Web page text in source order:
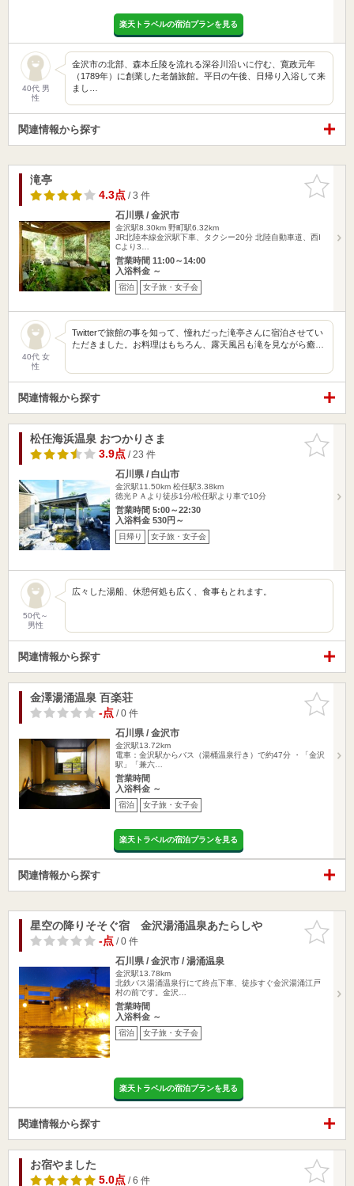
楽天トラベルの宿泊プランを見る
40代 男
性
金沢市の北部、森本丘陵を流れる深谷川沿いに佇む、寛政元年
（1789年）に創業した老舗旅館。平日の午後、日帰り入浴して来
まし…
関連情報から探す
お気に入
りに追加
滝亭
4.3点/ 3 件
石川県 / 金沢市
金沢駅8.30km 野町駅6.32km
JR北陸本線金沢駅下車、タクシー20分 北陸自動車道、西I
Cより3…
営業時間 11:00～14:00
入浴料金 ～
宿泊 女子旅・女子会
40代 女
性
Twitterで旅館の事を知って、憧れだった滝亭さんに宿泊させてい
ただきました。お料理はもちろん、露天風呂も滝を見ながら癒…
関連情報から探す
お気に入
りに追加
松任海浜温泉 おつかりさま
3.9点/ 23 件
石川県 / 白山市
金沢駅11.50km 松任駅3.38km
徳光ＰＡより徒歩1分/松任駅より車で10分
営業時間 5:00～22:30
入浴料金 530円～
日帰り 女子旅・女子会
50代～
男性
広々した湯船、休憩何処も広く、食事もとれます。
関連情報から探す
お気に入
りに追加
金澤湯涌温泉 百楽荘
-点/ 0 件
石川県 / 金沢市
金沢駅13.72km
電車：金沢駅からバス（湯桶温泉行き）で約47分 ・「金沢
駅」「兼六…
営業時間
入浴料金 ～
宿泊 女子旅・女子会
楽天トラベルの宿泊プランを見る
関連情報から探す
お気に入
りに追加
星空の降りそそぐ宿 金沢湯涌温泉あたらしや
-点/ 0 件
石川県 / 金沢市 / 湯涌温泉
金沢駅13.78km
北鉄バス湯涌温泉行にて終点下車、徒歩すぐ金沢湯涌江戸
村の前です。金沢…
営業時間
入浴料金 ～
宿泊 女子旅・女子会
楽天トラベルの宿泊プランを見る
関連情報から探す
お気に入
りに追加
お宿やました
5.0点/ 6 件